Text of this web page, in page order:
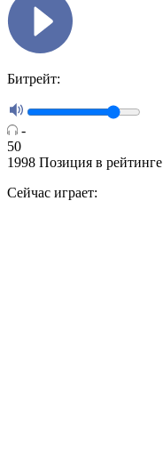
Битрейт:
-
50
1998 Позиция в рейтинге
Сейчас играет: